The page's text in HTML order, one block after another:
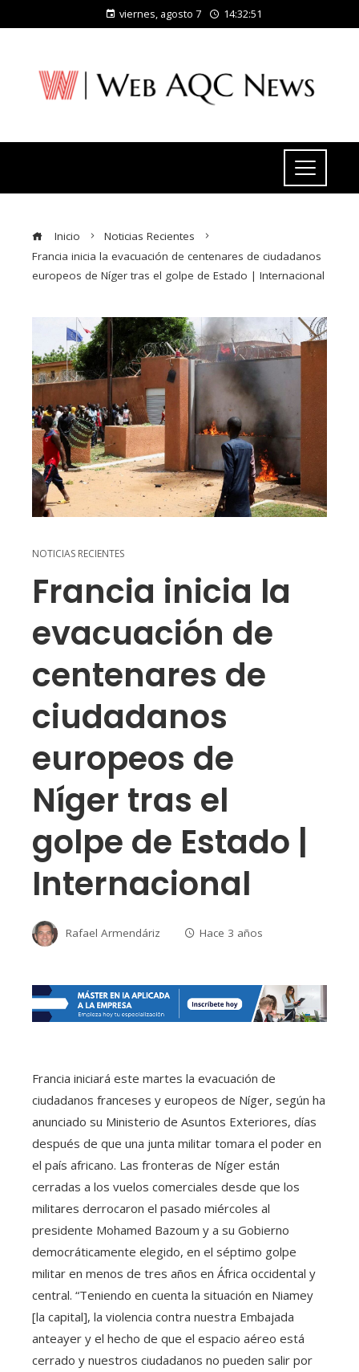
viernes, agosto 7 14:32:52
Inicio
Noticias Recientes
Francia inicia la evacuación de centenares de ciudadanos
europeos de Níger tras el golpe de Estado | Internacional
NOTICIAS RECIENTES
Francia inicia la
evacuación de
centenares de
ciudadanos
europeos de
Níger tras el
golpe de Estado |
Internacional
Rafael Armendáriz Hace 3 años
Francia iniciará este martes la evacuación de
ciudadanos franceses y europeos de Níger, según ha
anunciado su Ministerio de Asuntos Exteriores, días
después de que una junta militar tomara el poder en
el país africano. Las fronteras de Níger están
cerradas a los vuelos comerciales desde que los
militares derrocaron el pasado miércoles al
presidente Mohamed Bazoum y a su Gobierno
democráticamente elegido, en el séptimo golpe
militar en menos de tres años en África occidental y
central. “Teniendo en cuenta la situación en Niamey
[la capital], la violencia contra nuestra Embajada
anteayer y el hecho de que el espacio aéreo está
cerrado y nuestros ciudadanos no pueden salir por